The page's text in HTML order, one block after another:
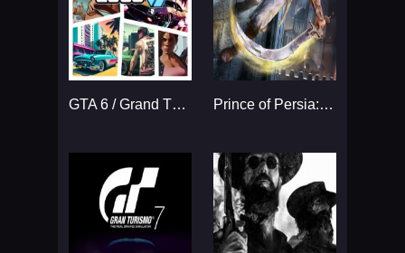
GTA 6 / Grand Theft Auto VI Prince of Persia: The Sands